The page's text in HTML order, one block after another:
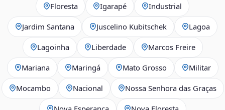
Floresta Igarapé Industrial
Jardim Santana Juscelino Kubitschek Lagoa
Lagoinha Liberdade Marcos Freire
Mariana Maringá Mato Grosso Militar
Mocambo Nacional Nossa Senhora das Graças